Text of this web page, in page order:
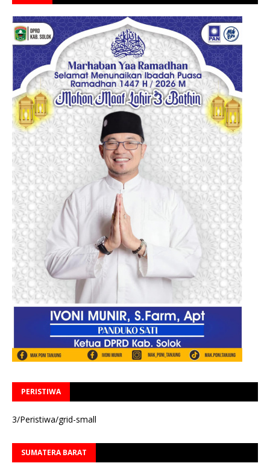
PERISTIWA
3/Peristiwa/grid-small
SUMATERA BARAT